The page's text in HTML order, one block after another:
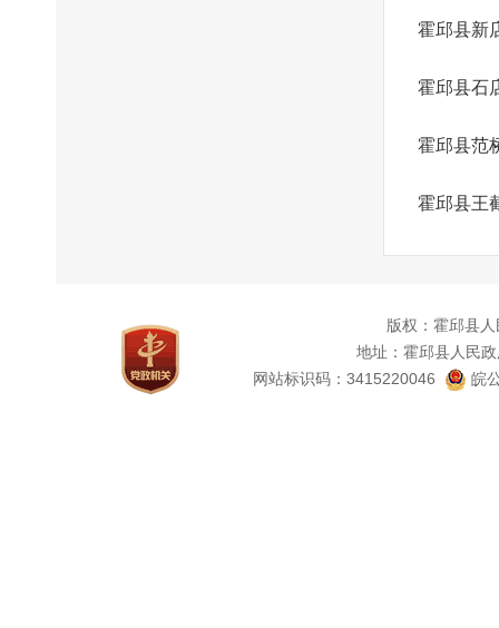
霍邱县新
霍邱县石
霍邱县范
霍邱县王
版权：霍邱县
地址：霍邱县人民
网站标识码：3415220046
皖